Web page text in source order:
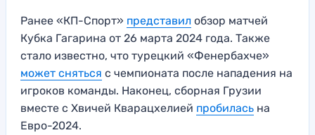
Ранее «КП-Спорт» представил обзор матчей
Кубка Гагарина от 26 марта 2024 года. Также
стало известно, что турецкий «Фенербахче»
может сняться с чемпионата после нападения на
игроков команды. Наконец, сборная Грузии
вместе с Хвичей Кварацхелией пробилась на
Евро-2024.